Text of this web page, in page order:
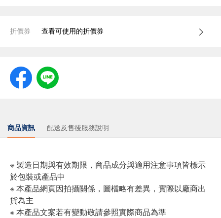
折價券 查看可使用的折價券
商品資訊 配送及售後服務說明
※ 製造日期與有效期限，商品成分與適用注意事項皆標示
於包裝或產品中
※ 本產品網頁因拍攝關係，圖檔略有差異，實際以廠商出
貨為主
※ 本產品文案若有變動敬請參照實際商品為準